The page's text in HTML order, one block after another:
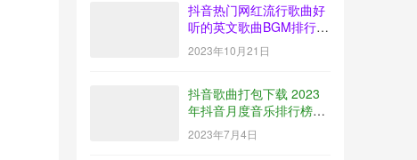
抖音热门网红流行歌曲好
听的英文歌曲BGM排行榜
下载【2023-09】
2023年10月21日
抖音歌曲打包下载 2023
年抖音月度音乐排行榜榜
单放送【2023-06】
2023年7月4日